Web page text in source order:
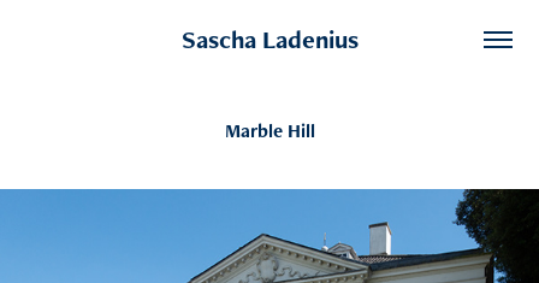
Sascha Ladenius
Marble Hill